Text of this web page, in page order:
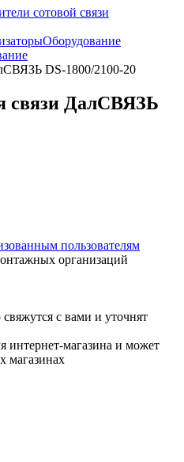
сотовой связи
Оборудование
DS-1800/2100-20
связи ДалСВЯЗЬ
пользователям
организаций
с вами и уточнят
интернет-магазина и может
магазинах